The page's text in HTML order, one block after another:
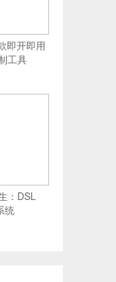
即开即用
工具
：DSL
统